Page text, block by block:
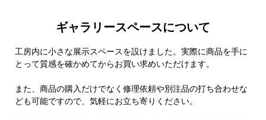
ギャラリースペースについて
工房内に小さな展示スペースを設けました。実際に商品を手に
とって質感を確かめてからお買い求めいただけます。
また、商品の購入だけでなく修理依頼や別注品の打ち合わせな
ども可能ですので、気軽にお立ち寄りください。